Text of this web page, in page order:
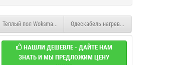
Теплый пол Woksmat 160 нагревательные маты под плитку
Одескабель нагревательный мат OK-hot
НАШЛИ ДЕШЕВЛЕ - ДАЙТЕ НАМ
ЗНАТЬ И МЫ ПРЕДЛОЖИМ ЦЕНУ